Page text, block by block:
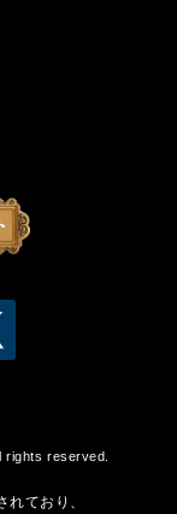
rights reserved.
れており、